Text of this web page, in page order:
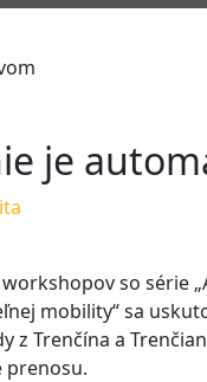
je
so série
mobility“ sa
z Trenčína a